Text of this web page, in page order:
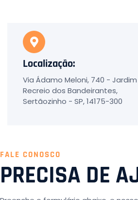
Localização:
Via Ádamo Meloni, 740 - Jardim
Recreio dos Bandeirantes,
Sertãozinho - SP, 14175-300
FALE CONOSCO
PRECISA DE